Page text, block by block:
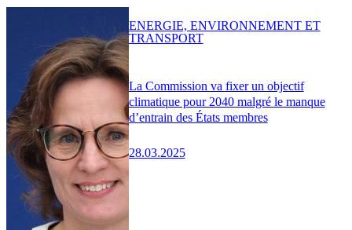
La Commission va fixer un objectif
climatique pour 2040 malgré le manque
d’entrain des États membres
28.03.2025
ENERGIE, ENVIRONNEMENT ET
TRANSPORT